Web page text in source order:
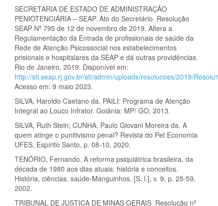
SECRETARIA DE ESTADO DE ADMINISTRAÇÃO
PENIOTENCIÁRIA – SEAP. Ato do Secretário. Resolução
SEAP Nº 795 de 12 de novembro de 2019. Altera a
Regulamentação da Entrada de profissionais de saúde da
Rede de Atenção Psicossocial nos estabelecimentos
prisionais e hospitalares da SEAP e dá outras providências.
Rio de Janeiro, 2019. Disponível em:
http://sti.seap.rj.gov.br/sti/admin/uploads/resolucoes/2019/
Acesso em: 9 maio 2023.
SILVA, Haroldo Caetano da. PAILI: Programa de Atenção
Integral ao Louco Infrator. Goiânia: MP/ GO, 2013.
SILVA, Ruth Stein; CUNHA, Paulo Giovani Moreira da. A
quem atinge o punitivismo penal? Revista do Pet Economia
UFES, Espírito Santo, p. 08-10, 2020.
TENÓRIO, Fernando. A reforma psiquiátrica brasileira, da
década de 1980 aos dias atuais: história e conceitos.
História, ciências, saúde-Manguinhos, [S. l.], v. 9, p. 25-59,
2002.
TRIBUNAL DE JUSTIÇA DE MINAS GERAIS. Resolução nº